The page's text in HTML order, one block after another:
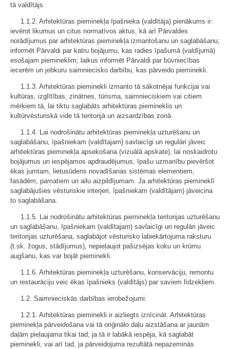
tā valdītājs.
1.1.2. Arhitektūras pieminekļa īpašnieka (valdītāja) pienākums ir:
ievērot likumus un citus normatīvos aktus, kā arī Pārvaldes
norādījumus par arhitektūras pieminekļa izmantošanu un saglabāšanu;
informēt Pārvaldi par katru bojājumu, kas radies īpašumā (valdījumā)
esošajam piemineklim; laikus informēt Pārvaldi par būvniecības
iecerēm un jebkuru saimniecisko darbību, kas pārveido pieminekli.
1.1.3. Arhitektūras pieminekli izmanto tā sākotnējai funkcijai vai
kultūras, izglītības, zinātnes, tūrisma, saimnieciskiem vai citiem
mērķiem tā, lai tiktu saglabāts arhitektūras piemineklis un
kultūrvēsturiskā vide tā teritorijā un aizsardzības zonā.
1.1.4. Lai nodrošinātu arhitektūras pieminekļa uzturēšanu un
saglabāšanu, īpašniekam (valdītajam) savlaicīgi un regulāri jāveic
arhitektūras pieminekļa apsekošana (vizuālā apskate), lai noskaidrotu
bojājumus un iespējamos apdraudējumus, īpašu uzmanību pievēršot
ēkas jumtam, lietusūdens novadīšanas sistēmas elementiem,
fasādēm, pamatiem un ailu aizpildījumam. Ja arhitektūras piemineklī
saglabājušies vēsturiskie interjeri, īpašniekam (valdītājam) jāveicina
to saglabāšana.
1.1.5. Lai nodrošinātu arhitektūras pieminekļa teritorijas uzturēšanu
un saglabāšanu, īpašniekam (valdītajam) savlaicīgi un regulāri jāveic
teritorijas uzturēšana, saglabājot vēsturisko labiekārtojuma raksturu
(t.sk. žogus, stādījumus), nepieļaujot pašizsējas koku un krūmu
augšanu, kas var bojāt pieminekli.
1.1.6. Arhitektūras pieminekļa uzturēšanu, konservāciju, remontu
un restaurāciju veic ēkas īpašnieks (valdītājs) par saviem līdzekļiem.
1.2. Saimnieciskās darbības ierobežojumi:
1.2.1. Arhitektūras pieminekli ir aizliegts iznīcināt. Arhitektūras
pieminekļa pārveidošana vai tā oriģinālo daļu aizstāšana ar jaunām
daļām pieļaujama tikai tad, ja tā ir labākā iespēja, kā saglabāt
pieminekli, vai arī tad, ja pārveidojuma rezultātā nepazeminās